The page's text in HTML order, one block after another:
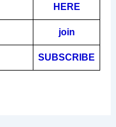
HERE
join
SUBSCRIBE